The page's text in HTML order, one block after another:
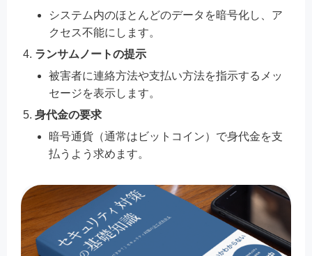
システム内のほとんどのデータを暗号化し、ア
クセス不能にします。
ランサムノートの提示
被害者に連絡方法や支払い方法を指示するメッ
セージを表示します。
身代金の要求
暗号通貨（通常はビットコイン）で身代金を支
払うよう求めます。